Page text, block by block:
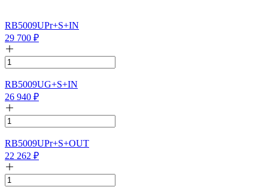
RB5009UPr+S+IN
29 700 ₽
RB5009UG+S+IN
26 940 ₽
RB5009UPr+S+OUT
22 262 ₽